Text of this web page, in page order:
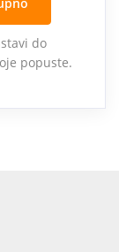
do
popuste.